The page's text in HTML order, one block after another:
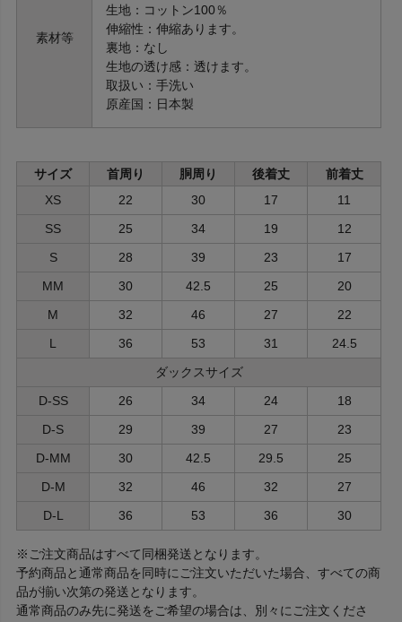
素材等
生地：コットン100％
伸縮性：伸縮あります。
裏地：なし
生地の透け感：透けます。
取扱い：手洗い
原産国：日本製
サイズ 首周り 胴周り 後着丈
前着丈
XS
22 30 17
11
SS
25 34 19
12
S
28 39 23
17
MM
30 42.5 25
20
M
32 46 27
22
L
36 53 31
24.5
ダックスサイズ
D-SS
26 34 24
18
D-S
29 39 27
23
D-MM
30 42.5 29.5
25
D-M
32 46 32
27
D-L
36 53 36 30
※ご注文商品はすべて同梱発送となります。
予約商品と通常商品を同時にご注文いただいた場合、すべての商
品が揃い次第の発送となります。
通常商品のみ先に発送をご希望の場合は、別々にご注文くださ